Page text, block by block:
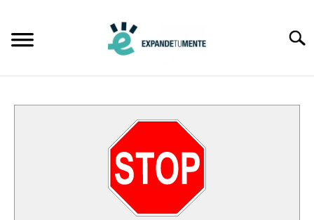
content